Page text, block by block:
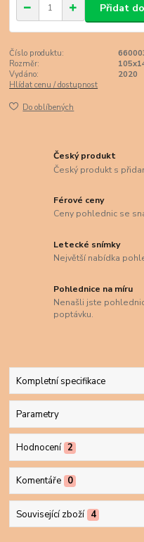
Přidat
Číslo produktu:
Rozměr:
Vydáno:
2020
Hlídat cenu / dostupnost
Do oblíbených
Český produkt
Český produkt s
Férové ceny
Ceny pohlednic se
Letecké snímky
Největší nabídka
Pohlednice na míru
Nenašli jste
poptávku.
Kompletní specifikace
Parametry
Hodnocení 2
Komentáře 0
Související zboží 4